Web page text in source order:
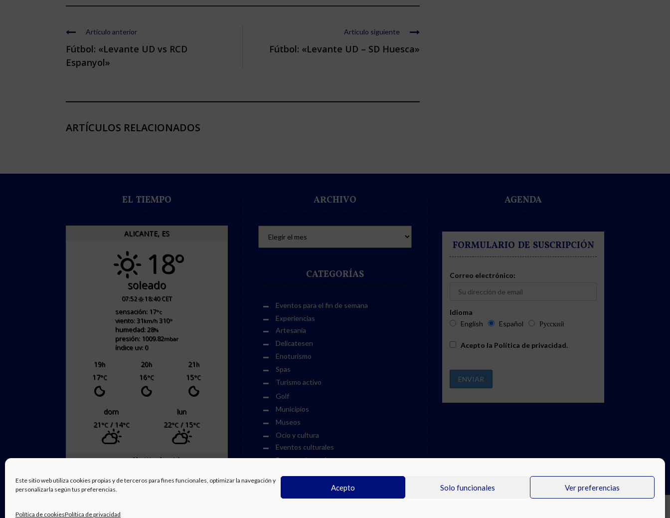
Este sitio web utiliza cookies propias y de terceros para fines funcionales, optimizar la navegación y
personalizarla según tus preferencias.
Acepto Solo funcionales Ver preferencias
Política de cookiesPolítica de privacidad
Artículo anterior
Fútbol: «Levante UD vs RCD
Espanyol»
Artículo siguiente
Fútbol: «Levante UD – SD Huesca»
ARTÍCULOS RELACIONADOS
EL TIEMPO
ALICANTE, ES
18°
soleado
07:52 18:40 CET
sensación: 17°c
viento: 31km/h 310°
humedad: 28%
presión: 1009.82mbar
índice uv: 0
19h 20h 21h
17°C 16°C 15°C
dom
lun
21°C/ 14°C 22°C / 15°C
powered byWeather Atlas
ARCHIVO
CATEGORÍAS
Eventos para el fin de semana
Experiencias
Artesanía
Delicatesen
Enoturismo
Spas
Turismo activo
Golf
Municipios
Museos
Ocio y cultura
Eventos culturales
Eventos deportivos
Parques acuáticos
AGENDA
FORMULARIO DE SUSCRIPCIÓN
Correo electrónico:
Idioma
English
Español Русский
Acepto la Política de privacidad.